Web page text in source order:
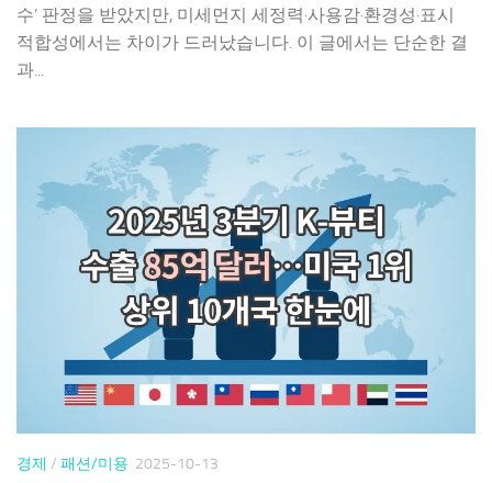
수’ 판정을 받았지만, 미세먼지 세정력·사용감·환경성·표시
적합성에서는 차이가 드러났습니다. 이 글에서는 단순한 결
과...
경제 / 패션/미용 2025-10-13